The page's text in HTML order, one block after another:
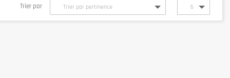
Trier par